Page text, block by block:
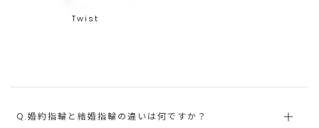
Twist
Q.婚約指輪と結婚指輪の違いは何ですか？